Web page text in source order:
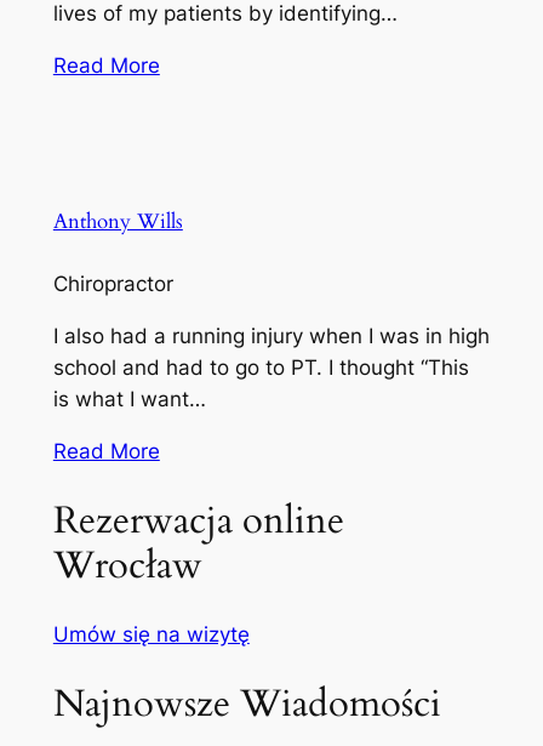
lives of my patients by identifying…
Read More
Anthony Wills
Chiropractor
I also had a running injury when I was in high
school and had to go to PT. I thought “This
is what I want…
Read More
Rezerwacja online
Wrocław
Umów się na wizytę
Najnowsze Wiadomości